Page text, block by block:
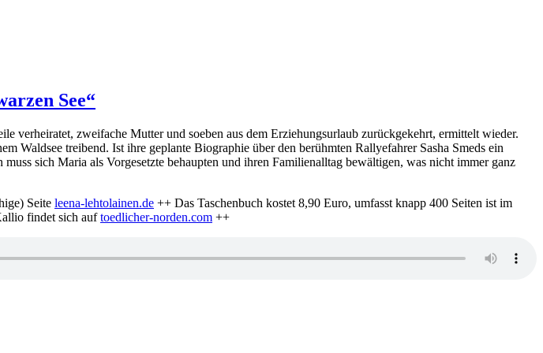
See“
zweifache Mutter und soeben aus dem Erziehungsurlaub zurückgekehrt, ermittelt wieder.
Waldsee treibend. Ist ihre geplante Biographie über den berühmten Rallyefahrer Sasha Smeds ein
sich Maria als Vorgesetzte behaupten und ihren Familienalltag bewältigen, was nicht immer ganz
Seite leena-lehtolainen.de ++ Das Taschenbuch kostet 8,90 Euro, umfasst knapp 400 Seiten ist im
findet sich auftoedlicher-norden.com ++